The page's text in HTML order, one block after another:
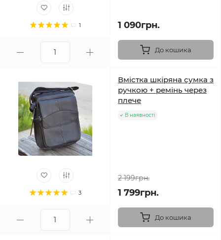
1 1 090грн.
До кошика
3
Вмістка шкіряна сумка з
ручкою + ремінь через
плече
В наявності
2 199грн.
1 799грн.
До кошика